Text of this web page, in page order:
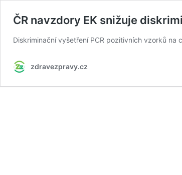
ČR navzdory EK snižuje
Diskriminační vyšetření PCR pozitivních vzorků
zdravezpravy.cz